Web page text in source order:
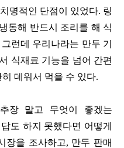
명적인 단점이 있었다. 링
동해 반드시 조리를 해 식
런데 우리나라는 만두 기
식재료 기능을 넘어 간편
데워서 먹을 수 있다.
장 말고 무엇이 좋겠는
도 하지 못했다면 어떻게
장을 조사하고, 만두 판매